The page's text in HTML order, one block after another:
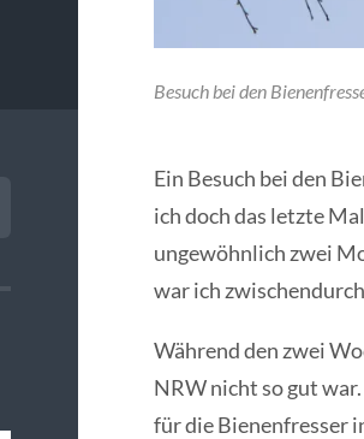
Besuch bei den
Ein Besuch bei den
ich doch das letzte
ungewöhnlich zwei
war ich
Während den zwei
NRW nicht so gut
für die Bienenfresser